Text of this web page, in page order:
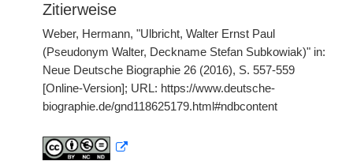
Zitierweise
Weber, Hermann, "Ulbricht, Walter Ernst Paul
(Pseudonym Walter, Deckname Stefan Subkowiak)" in:
Neue Deutsche Biographie 26 (2016), S. 557-559
[Online-Version]; URL: https://www.deutsche-
biographie.de/gnd118625179.html#ndbcontent